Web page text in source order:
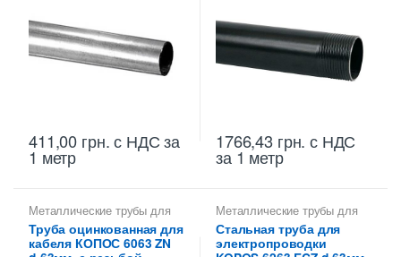
411,00 грн.с НДС за
1 метр
1766,43 грн. с НДС
за 1 метр
Металлические трубы для
электропроводки 63 мм
Труба оцинкованная для
кабеля КОПОС 6063 ZN
Металлические трубы для
электропроводки 63 мм
Стальная труба для
электропроводки